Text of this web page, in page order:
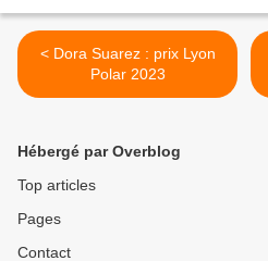
< Dora Suarez : prix Lyon
Polar 2023
Hébergé par Overblog
Top articles
Pages
Contact